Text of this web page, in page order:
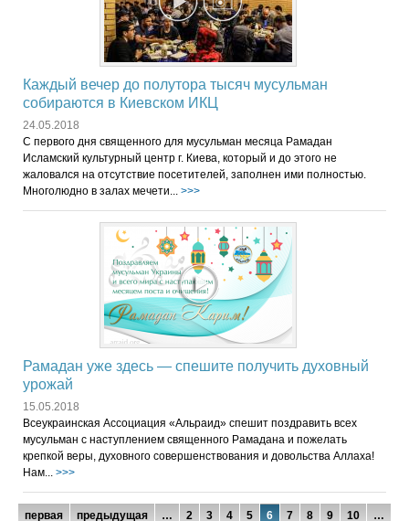
Каждый вечер до полутора тысяч мусульман
собираются в Киевском ИКЦ
24.05.2018
С первого дня священного для мусульман месяца Рамадан
Исламский культурный центр г. Киева, который и до этого не
жаловался на отсутствие посетителей, заполнен ими полностью.
Многолюдно в залах мечети... >>>
Рамадан уже здесь — спешите получить духовный
урожай
15.05.2018
Всеукраинская Ассоциация «Альраид» спешит поздравить всех
мусульман с наступлением священного Рамадана и пожелать
крепкой веры, духовного совершенствования и довольства Аллаха!
Нам... >>>
первая предыдущая … 2 3 4 5 6 7 8 9 10
…